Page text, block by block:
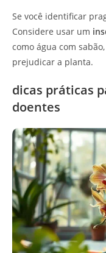
Se você identificar
Considere usar um
como água com
prejudicar a planta.
dicas práticas
doentes